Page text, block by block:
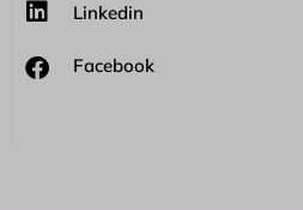
Linkedin
Facebook